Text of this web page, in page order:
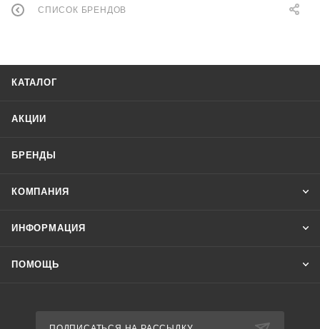
СПИСОК БРЕНДОВ
КАТАЛОГ
АКЦИИ
БРЕНДЫ
КОМПАНИЯ
ИНФОРМАЦИЯ
ПОМОЩЬ